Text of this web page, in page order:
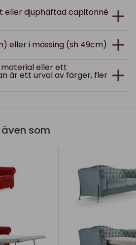
eller djuphäftad capitonné
eller i mässing (sh 49cm)
material eller ett
är ett urval av färger, fler
som